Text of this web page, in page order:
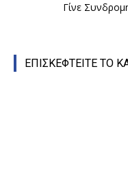
Γίνε
ΕΠΙΣΚΕΦΤΕΙΤΕ ΤΟ